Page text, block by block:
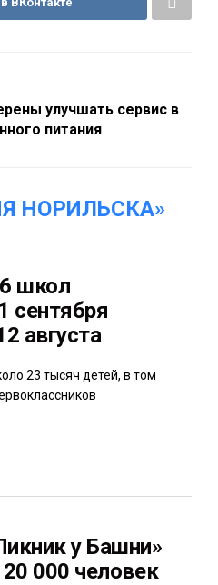
улучшать сервис в
питания
НОРИЛЬСКА»
школ
сентября
августа
23 тысяч детей, в том
у Башни»
000 человек